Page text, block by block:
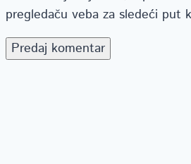
pregledaču veba za sledeći put